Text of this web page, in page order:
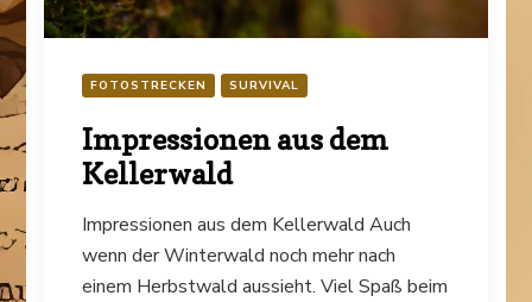
FOTOSTRECKEN SURVIVAL
Impressionen aus dem
Kellerwald
Impressionen aus dem Kellerwald Auch
wenn der Winterwald noch mehr nach
einem Herbstwald aussieht. Viel Spaß beim